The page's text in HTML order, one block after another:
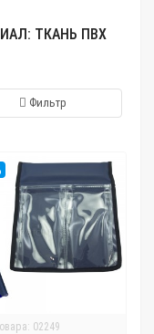
ТКАНЬ ПВХ
Фильтр
02249